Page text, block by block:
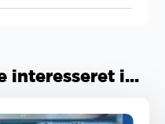
interesseret i...